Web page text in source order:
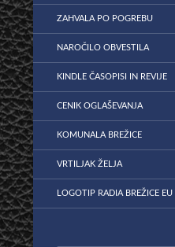
ZAHVALA PO POGREBU
NAROČILO OBVESTILA
KINDLE ČASOPISI IN REVIJE
CENIK OGLAŠEVANJA
KOMUNALA BREŽICE
VRTILJAK ŽELJA
LOGOTIP RADIA BREŽICE EU